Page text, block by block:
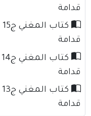
قدامة
قدامة
قدامة
قدامة